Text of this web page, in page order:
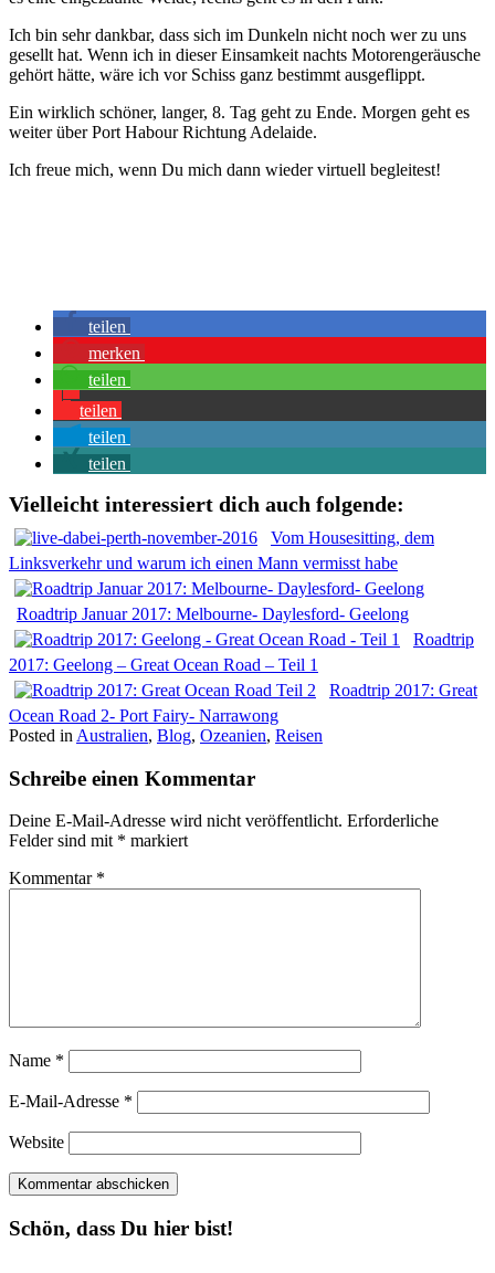
Ich bin sehr dankbar, dass sich im Dunkeln nicht noch wer zu uns
gesellt hat. Wenn ich in dieser Einsamkeit nachts Motorengeräusche
gehört hätte, wäre ich vor Schiss ganz bestimmt ausgeflippt.
Ein wirklich schöner, langer, 8. Tag geht zu Ende. Morgen geht es
weiter über Port Habour Richtung Adelaide.
Ich freue mich, wenn Du mich dann wieder virtuell begleitest!
teilen
merken
teilen
teilen
teilen
teilen
Vielleicht interessiert dich auch folgende:
Vom Housesitting, dem
Linksverkehr und warum ich einen Mann vermisst habe
Roadtrip Januar 2017: Melbourne- Daylesford- Geelong
Roadtrip
2017: Geelong – Great Ocean Road – Teil 1
Roadtrip 2017: Great
Ocean Road 2- Port Fairy- Narrawong
Posted in Australien, Blog, Ozeanien, Reisen
Schreibe einen Kommentar
Deine E-Mail-Adresse wird nicht veröffentlicht. Erforderliche
Felder sind mit * markiert
Kommentar *
Name *
E-Mail-Adresse *
Website
Schön, dass Du hier bist!